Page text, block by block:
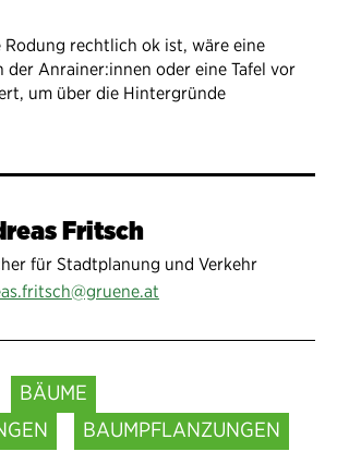
rechtlich ok ist, wäre eine
Anrainer:innen oder eine Tafel vor
um über die Hintergründe
Fritsch
für Stadtplanung und Verkehr
BÄUME
BAUMPFLANZUNGEN